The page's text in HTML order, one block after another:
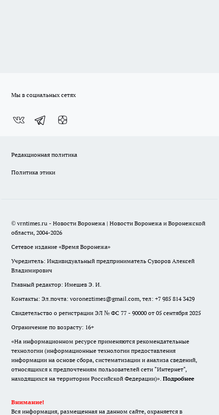
Мы в социальных сетях
Редакционная политика
Политика этики
© vrntimes.ru - Новости Воронежа | Новости Воронежа и Воронежской
области, 2004-2026
Сетевое издание «Время Воронежа»
Учредитель: Индивидуальный предприниматель Суворов Алексей
Владимирович
Главный редактор: Имешев Э. И.
Контакты: Эл.почта: voroneztimes@gmail.com, тел: +7 985 814 3429
Свидетельство о регистрации ЭЛ № ФС 77 - 90000 от 05 сентября 2025
Ограничение по возрасту: 16+
«На информационном ресурсе применяются рекомендательные
технологии (информационные технологии предоставления
информации на основе сбора, систематизации и анализа сведений,
относящихся к предпочтениям пользователей сети "Интернет",
находящихся на территории Российской Федерации)». Подробнее
Внимание!
Вся информация, размещенная на данном сайте, охраняется в